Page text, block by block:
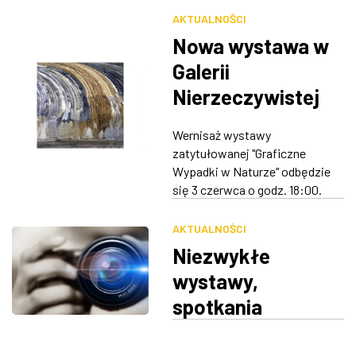
AKTUALNOŚCI
Nowa wystawa w
Galerii
Nierzeczywistej
Wernisaż wystawy
zatytułowanej "Graficzne
Wypadki w Naturze" odbędzie
się 3 czerwca o godz. 18:00.
AKTUALNOŚCI
Niezwykłe
wystawy,
spotkania